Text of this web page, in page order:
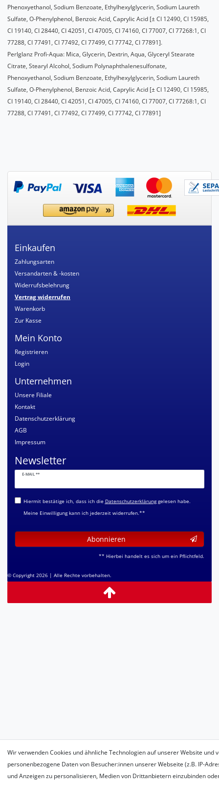
Phenoxyethanol, Sodium Benzoate, Ethylhexylglycerin, Sodium Laureth
Sulfate, O-Phenylphenol, Benzoic Acid, Caprylic Acid [± CI 12490, CI 15985,
CI 19140, CI 28440, CI 42051, CI 47005, CI 74160, CI 77007, CI 77268:1, CI
77288, CI 77491, CI 77492, CI 77499, CI 77742, CI 77891].
Perlglanz Profi-Aqua: Mica, Glycerin, Dextrin, Aqua, Glyceryl Stearate
Citrate, Stearyl Alcohol, Sodium Polynaphthalenesulfonate,
Phenoxyethanol, Sodium Benzoate, Ethylhexylglycerin, Sodium Laureth
Sulfate, O-Phenylphenol, Benzoic Acid, Caprylic Acid [± CI 12490, CI 15985,
CI 19140, CI 28440, CI 42051, CI 47005, CI 74160, CI 77007, CI 77268:1, CI
77288, CI 77491, CI 77492, CI 77499, CI 77742, CI 77891]
Einkaufen
Zahlungsarten
Versandarten & -kosten
Widerrufsbelehrung
Vertrag widerrufen
Warenkorb
Zur Kasse
Mein Konto
Registrieren
Login
Unternehmen
Unsere Filiale
Kontakt
Datenschutzerklärung
AGB
Impressum
Newsletter
E-MAIL **
Newsletter
Honig
Hiermit bestätige ich, dass ich die Daten­schutz­erklärunggelesen habe.
Meine Einwilligung kann ich jederzeit widerrufen.**
Abonnieren
** Hierbei handelt es sich um ein Pflichtfeld.
© Copyright 2026 | Alle Rechte vorbehalten.
Wir verwenden Cookies und ähnliche Technologien auf unserer Website und
personenbezogene Daten von Besucher:innen unserer Webseite (z.B. IP-
und Anzeigen zu personalisieren, Medien von Drittanbietern einzubinden